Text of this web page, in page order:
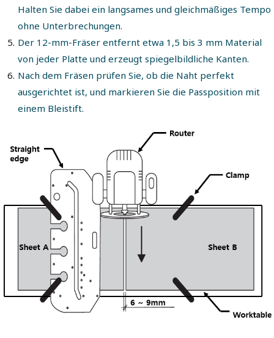
Halten Sie dabei ein langsames und gleichmäßiges Tempo
ohne Unterbrechungen.
Der 12-mm-Fräser entfernt etwa 1,5 bis 3 mm Material
von jeder Platte und erzeugt spiegelbildliche Kanten.
Nach dem Fräsen prüfen Sie, ob die Naht perfekt
ausgerichtet ist, und markieren Sie die Passposition mit
einem Bleistift.